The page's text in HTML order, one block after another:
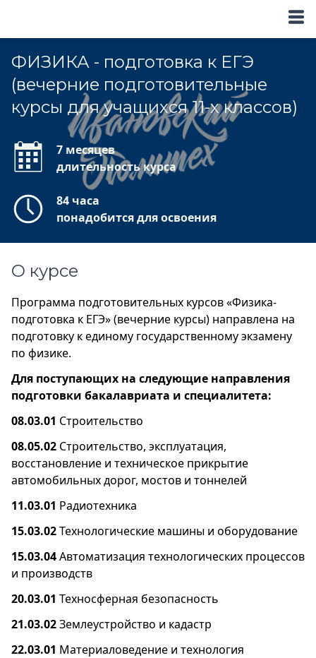
ФИЗИКА - подготовка к ЕГЭ
(вечерние подготовительные
курсы для учащихся 11-х классов)
7 месяцев
длительность курса
84 часа
понадобится для освоения
О курсе
Программа подготовительных курсов «Физика-
подготовка к ЕГЭ» (вечерние курсы) направлена на
подготовку к единому государственному экзамену
по физике.
Для поступающих на следующие направления
подготовки бакалавриата и специалитета:
08.03.01 Строительство
08.05.02 Строительство, эксплуатация,
восстановление и техническое прикрытие
автомобильных дорог, мостов и тоннелей
11.03.01 Радиотехника
15.03.02Технологические машины и оборудование
15.03.04Автоматизация технологических процессов
и производств
20.03.01 Техносферная безопасность
21.03.02Землеустройство и кадастр
22.03.01 Материаловедение и технология